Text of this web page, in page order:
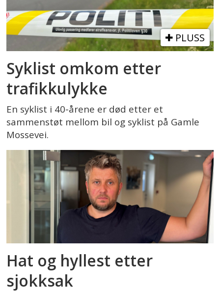
PLUSS
Syklist omkom etter
trafikkulykke
En syklist i 40-årene er død etter et
sammenstøt mellom bil og syklist på Gamle
Mossevei.
Hat og hyllest etter
sjokksak